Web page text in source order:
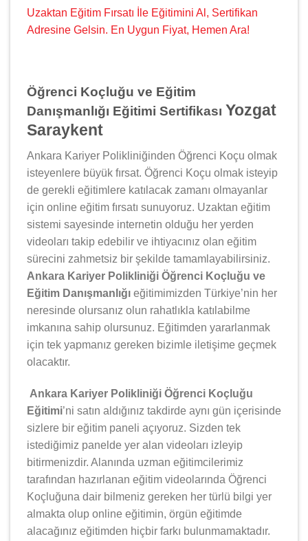
Uzaktan Eğitim Fırsatı İle Eğitimini Al, Sertifikan
Adresine Gelsin. En Uygun Fiyat, Hemen Ara!
Öğrenci Koçluğu ve Eğitim
Danışmanlığı Eğitimi Sertifikası Yozgat
Saraykent
Ankara Kariyer Polikliniğinden Öğrenci Koçu olmak
isteyenlere büyük fırsat. Öğrenci Koçu olmak isteyip
de gerekli eğitimlere katılacak zamanı olmayanlar
için online eğitim fırsatı sunuyoruz. Uzaktan eğitim
sistemi sayesinde internetin olduğu her yerden
videoları takip edebilir ve ihtiyacınız olan eğitim
sürecini zahmetsiz bir şekilde tamamlayabilirsiniz.
Ankara Kariyer Polikliniği Öğrenci Koçluğu ve
Eğitim Danışmanlığı eğitimimizden Türkiye’nin her
neresinde olursanız olun rahatlıkla katılabilme
imkanına sahip olursunuz. Eğitimden yararlanmak
için tek yapmanız gereken bizimle iletişime geçmek
olacaktır.
Ankara Kariyer Polikliniği Öğrenci Koçluğu
Eğitimi’ni satın aldığınız takdirde aynı gün içerisinde
sizlere bir eğitim paneli açıyoruz. Sizden tek
istediğimiz panelde yer alan videoları izleyip
bitirmenizdir. Alanında uzman eğitimcilerimiz
tarafından hazırlanan eğitim videolarında Öğrenci
Koçluğuna dair bilmeniz gereken her türlü bilgi yer
almakta olup online eğitimin, örgün eğitimde
alacağınız eğitimden hiçbir farkı bulunmamaktadır.